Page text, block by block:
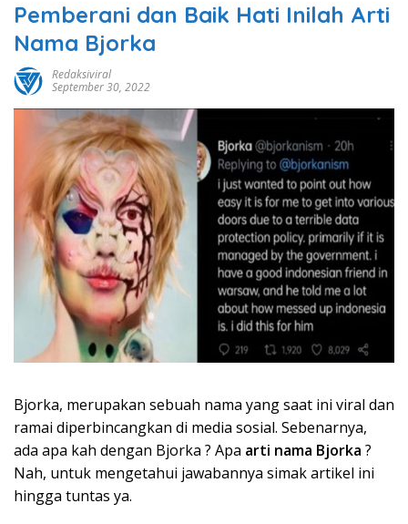
Pemberani dan Baik Hati Inilah Arti
Nama Bjorka
Redaksiviral
September 30, 2022
Bjorka, merupakan sebuah nama yang saat ini viral dan
ramai diperbincangkan di media sosial. Sebenarnya,
ada apa kah dengan Bjorka ? Apa arti nama Bjorka ?
Nah, untuk mengetahui jawabannya simak artikel ini
hingga tuntas ya.